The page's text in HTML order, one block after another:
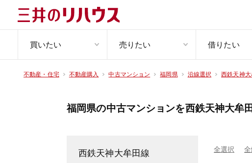
買いたい 売りたい 借りたい
不動産・住宅 不動産購入 中古マンション 福岡県 沿線選択 西鉄天神大
福岡県の中古マンションを西鉄天神大牟
西鉄天神大牟田線 全選択